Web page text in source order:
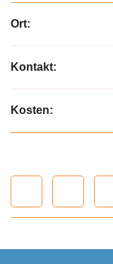
Ort:
Kontakt:
Kosten: